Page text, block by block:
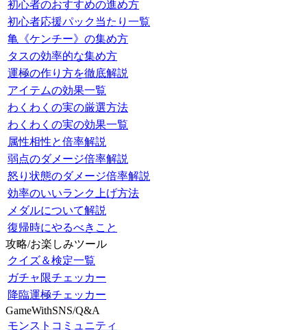
初心者のおすすめの進め方
初心者応援パック当たり一覧
亀《ケンチー》の集め方
タスの効率的な集め方
運極の作り方を徹底解説
アイテムの効果一覧
わくわくの実の厳選方法
わくわくの実の効果一覧
属性相性と倍率解説
弱点のダメージ倍率解説
怒り状態のダメージ倍率解説
効率のいいランク上げ方法
メダルについて解説
復帰時にやるべきこと
攻略/お楽しみツール
クイズ＆検定一覧
ガチャ限チェッカー
降臨運極チェッカー
GameWithSNS/Q&A
モンストコミュニティ